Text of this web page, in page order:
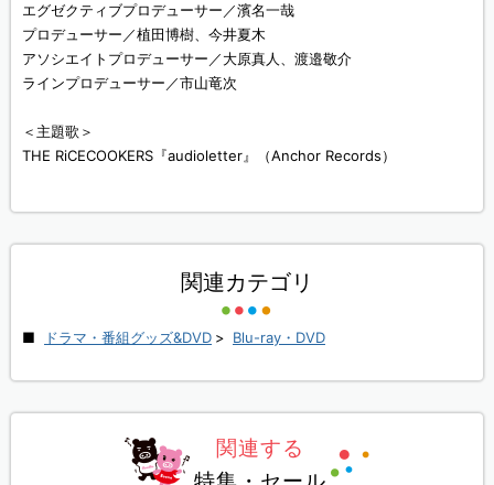
エグゼクティブプロデューサー／濱名一哉
プロデューサー／植田博樹、今井夏木
アソシエイトプロデューサー／大原真人、渡邉敬介
ラインプロデューサー／市山竜次
＜主題歌＞
THE RiCECOOKERS『audioletter』（Anchor Records）
関連カテゴリ
ドラマ・番組グッズ&DVD > Blu-ray・DVD
関連する